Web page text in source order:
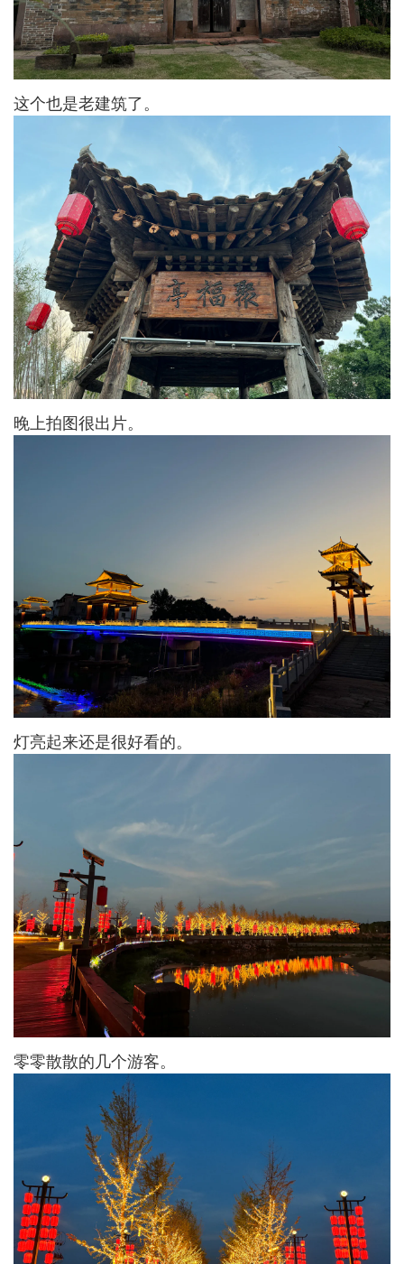
这个也是老建筑了。
晚上拍图很出片。
灯亮起来还是很好看的。
零零散散的几个游客。